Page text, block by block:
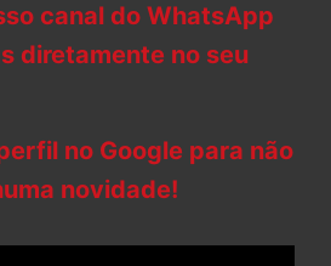
canal do WhatsApp
diretamente no seu
no Google para não
novidade!